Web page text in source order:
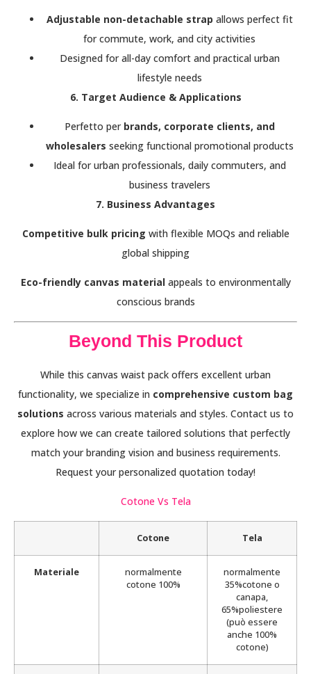
Adjustable non-detachable strap allows perfect fit
for commute, work, and city activities
Designed for all-day comfort and practical urban
lifestyle needs
6. Target Audience & Applications
Perfetto per brands, corporate clients, and
wholesalers seeking functional promotional products
Ideal for urban professionals, daily commuters, and
business travelers
7. Business Advantages
Competitive bulk pricing with flexible MOQs and reliable
global shipping
Eco-friendly canvas materialappeals to environmentally
conscious brands
Beyond This Product
While this canvas waist pack offers excellent urban
functionality, we specialize in comprehensive custom bag
solutions across various materials and styles. Contact us to
explore how we can create tailored solutions that perfectly
match your branding vision and business requirements.
Request your personalized quotation today!
Cotone Vs Tela
Cotone Tela
Materiale
normalmente
cotone 100%
normalmente
35%cotone o
canapa,
65%poliestere
(può essere
anche 100%
cotone)